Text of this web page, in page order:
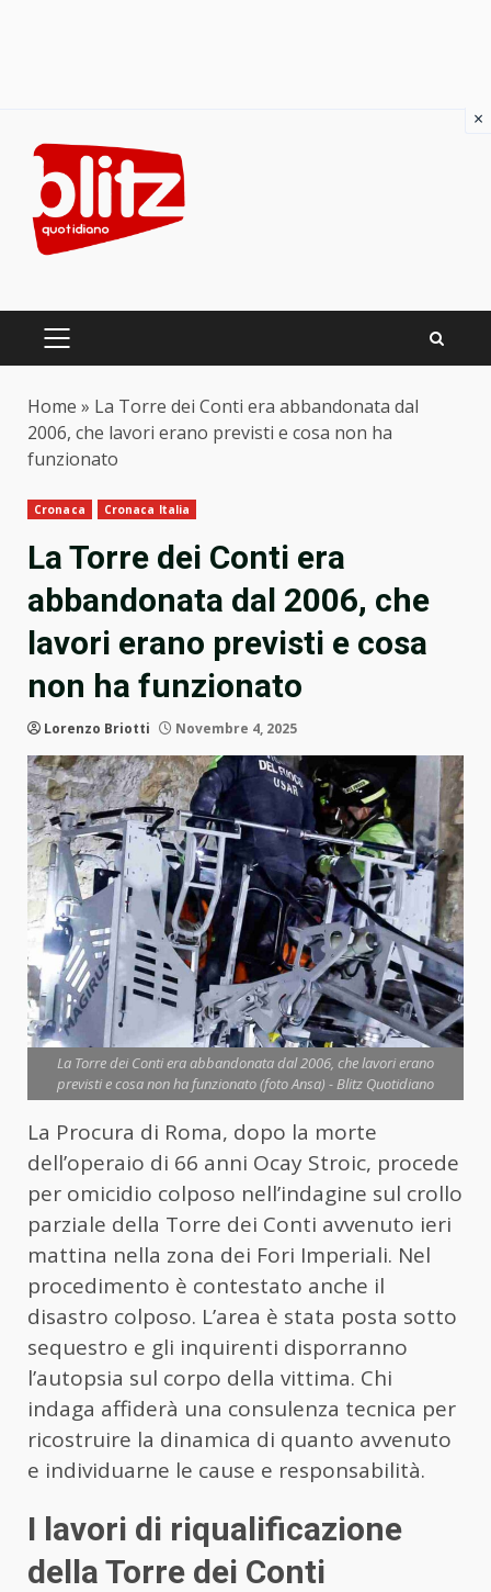
content
PRIMARY
Home » La Torre dei Conti era abbandonata dal
2006, che lavori erano previsti e cosa non ha
funzionato
Cronaca Cronaca Italia
La Torre dei Conti era
abbandonata dal 2006, che
lavori erano previsti e cosa
non ha funzionato
Lorenzo Briotti Novembre 4, 2025
La Torre dei Conti era abbandonata dal 2006, che lavori erano
previsti e cosa non ha funzionato (foto Ansa) - Blitz Quotidiano
La Procura di Roma, dopo la morte
dell’operaio di 66 anni Ocay Stroic, procede
per omicidio colposo nell’indagine sul crollo
parziale della Torre dei Conti avvenuto ieri
mattina nella zona dei Fori Imperiali. Nel
procedimento è contestato anche il
disastro colposo. L’area è stata posta sotto
sequestro e gli inquirenti disporranno
l’autopsia sul corpo della vittima. Chi
indaga affiderà una consulenza tecnica per
ricostruire la dinamica di quanto avvenuto
e individuarne le cause e responsabilità.
I lavori di riqualificazione
della Torre dei Conti
×